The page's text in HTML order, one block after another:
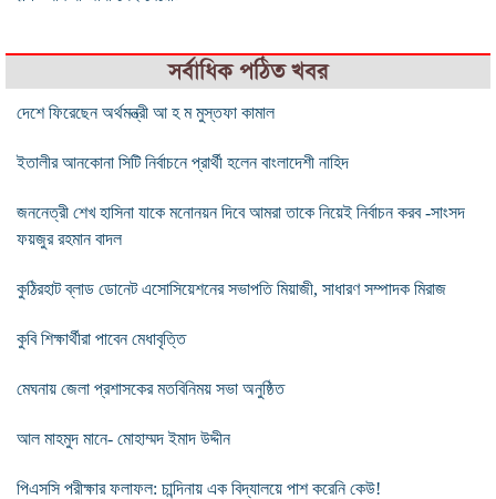
সর্বাধিক পঠিত খবর
দেশে ফিরেছেন অর্থমন্ত্রী আ হ ম মুস্তফা কামাল
ইতালীর আনকোনা সিটি নির্বাচনে প্রার্থী হলেন বাংলাদেশী নাহিদ
জননেত্রী শেখ হাসিনা যাকে মনোনয়ন দিবে আমরা তাকে নিয়েই নির্বাচন করব -সাংসদ
ফয়জুর রহমান বাদল
কুঠিরহাট ব্লাড ডোনেট এসোসিয়েশনের সভাপতি মিয়াজী, সাধারণ সম্পাদক মিরাজ
কুবি শিক্ষার্থীরা পাবেন মেধাবৃত্তি
মেঘনায় জেলা প্রশাসকের মতবিনিময় সভা অনুষ্ঠিত
আল মাহমুদ মানে- মোহাম্মদ ইমাদ উদ্দীন
পিএসসি পরীক্ষার ফলাফল: চান্দিনায় এক বিদ্যালয়ে পাশ করেনি কেউ!